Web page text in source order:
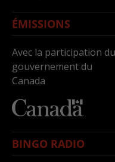
ÉMISSIONS
Avec la participation du
gouvernement du
Canada
BINGO RADIO